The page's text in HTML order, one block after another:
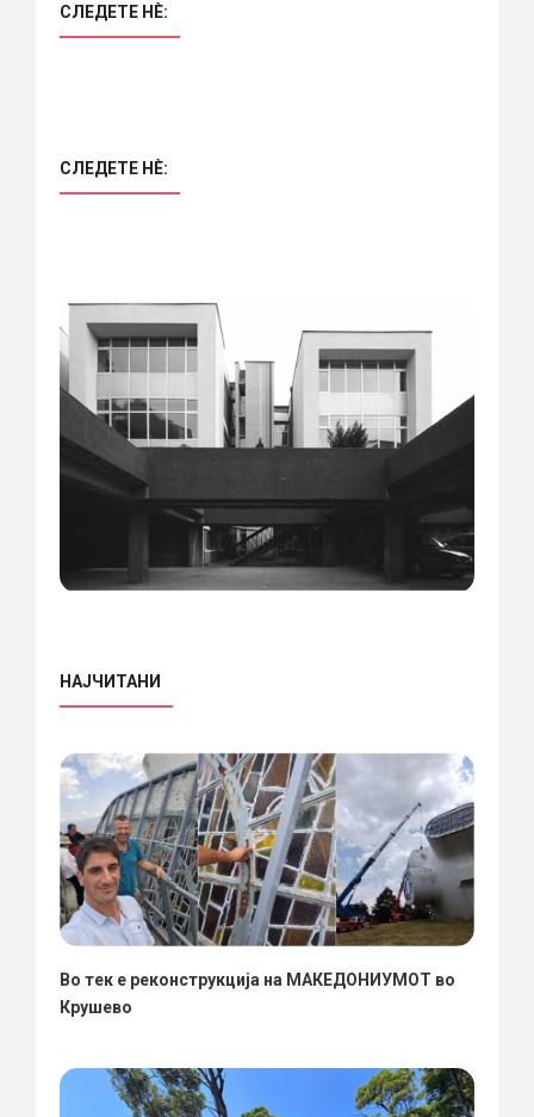
СЛЕДЕТЕ НÈ:
СЛЕДЕТЕ НÈ:
НАЈЧИТАНИ
Во тек е реконструкција на МАКЕДОНИУМОТ во
Крушево